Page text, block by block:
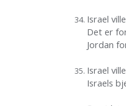
Israel
Det er
Jordan
Israel
Israels